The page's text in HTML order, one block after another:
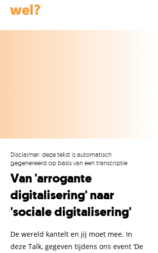
wel?
Disclaimer: deze tekst is automatisch
gegenereerd op basis van een transcriptie
Van 'arrogante
digitalisering' naar
'sociale digitalisering'
De wereld kantelt en jij moet mee. In
deze Talk, gegeven tijdens ons event ‘De